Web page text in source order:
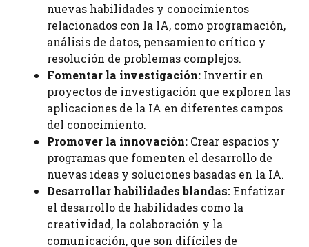
nuevas habilidades y conocimientos
relacionados con la IA, como programación,
análisis de datos, pensamiento crítico y
resolución de problemas complejos.
Fomentar la investigación: Invertir en
proyectos de investigación que exploren las
aplicaciones de la IA en diferentes campos
del conocimiento.
Promover la innovación: Crear espacios y
programas que fomenten el desarrollo de
nuevas ideas y soluciones basadas en la IA.
Desarrollar habilidades blandas:Enfatizar
el desarrollo de habilidades como la
creatividad, la colaboración y la
comunicación, que son difíciles de